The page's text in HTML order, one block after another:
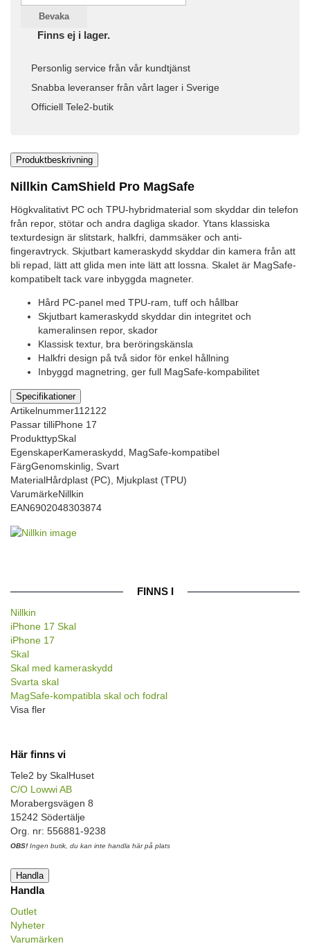
Bevaka
Finns ej i lager.
Personlig service från vår kundtjänst
Snabba leveranser från vårt lager i Sverige
Officiell Tele2-butik
Produktbeskrivning
Nillkin CamShield Pro MagSafe
Högkvalitativt PC och TPU-hybridmaterial som skyddar din telefon
från repor, stötar och andra dagliga skador. Ytans klassiska
texturdesign är slitstark, halkfri, dammsäker och anti-
fingeravtryck. Skjutbart kameraskydd skyddar din kamera från att
bli repad, lätt att glida men inte lätt att lossna. Skalet är MagSafe-
kompatibelt tack vare inbyggda magneter.
Hård PC-panel med TPU-ram, tuff och hållbar
Skjutbart kameraskydd skyddar din integritet och
kameralinsen repor, skador
Klassisk textur, bra beröringskänsla
Halkfri design på två sidor för enkel hållning
Inbyggd magnetring, ger full MagSafe-kompabilitet
Specifikationer
Artikelnummer112122
Passar tilliPhone 17
ProdukttypSkal
EgenskaperKameraskydd, MagSafe-kompatibel
FärgGenomskinlig, Svart
MaterialHårdplast (PC), Mjukplast (TPU)
VarumärkeNillkin
EAN6902048303874
FINNS I
Nillkin
iPhone 17 Skal
iPhone 17
Skal
Skal med kameraskydd
Svarta skal
MagSafe-kompatibla skal och fodral
Visa fler
Här finns vi
Tele2 by SkalHuset
C/O Lowwi AB
Morabergsvägen 8
15242 Södertälje
Org. nr: 556881-9238
OBS! Ingen butik, du kan inte handla här på plats
Handla
Handla
Outlet
Nyheter
Varumärken